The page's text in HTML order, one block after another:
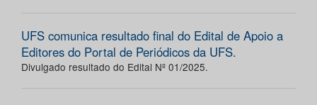
UFS comunica resultado final do Edital de Apoio a
Editores do Portal de Periódicos da UFS.
Divulgado resultado do Edital Nº 01/2025.